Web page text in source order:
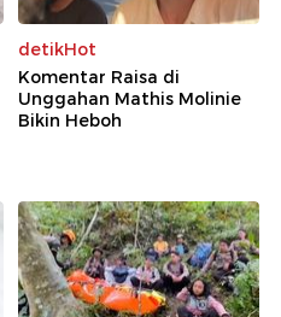
detikHot
Komentar Raisa di
Unggahan Mathis Molinie
Bikin Heboh